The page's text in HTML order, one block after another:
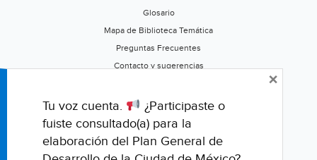
Glosario
Mapa de Biblioteca Temática
Preguntas Frecuentes
Contacto y sugerencias
Califica este portal
Tu voz cuenta.
¿Participaste o
fuiste consultado(a) para la
elaboración del Plan General de
×